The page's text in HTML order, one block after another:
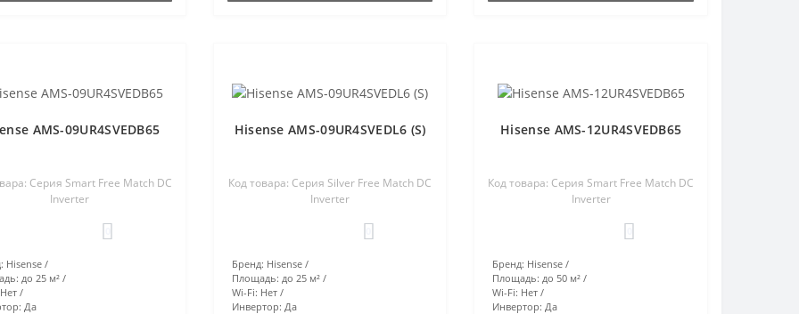
AMS-09UR4SVEDB65
Серия Smart Free Match DC
Inverter
Hisense
до 25 м²
Нет
Да
Hisense AMS-09UR4SVEDL6 (S)
Код товара: Серия Silver Free Match DC
Inverter
Бренд: Hisense
Площадь: до 25 м²
Wi-Fi: Нет
Инвертор: Да
Hisense AMS-12UR4SVEDB65
Код товара: Серия Smart Free Match DC
Inverter
Бренд: Hisense
Площадь: до 50 м²
Wi-Fi: Нет
Инвертор: Да